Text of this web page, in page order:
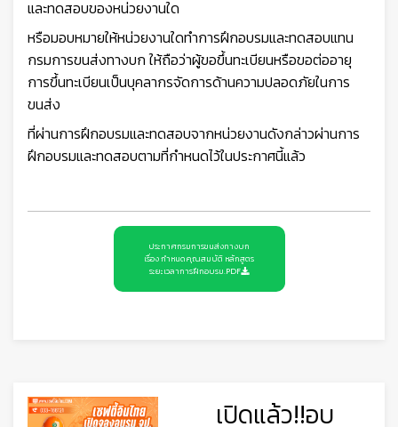
และทดสอบของหน่วยงานใด
หรือมอบหมายให้หน่วยงานใดทำการฝึกอบรมและทดสอบแทน
กรมการขนส่งทางบก ให้ถือว่าผู้ขอขึ้นทะเบียนหรือขอต่ออายุ
การขึ้นทะเบียนเป็นบุคลากรจัดการด้านความปลอดภัยในการ
ขนส่ง
ที่ผ่านการฝึกอบรมและทดสอบจากหน่วยงานดังกล่าวผ่านการ
ฝึกอบรมและทดสอบตามที่กำหนดไว้ในประกาศนี้แล้ว
ประกาศกรมการขนส่งทางบก
เรื่อง กำหนดคุณสมบัติ หลักสูตร
ระยะเวลาการฝึกอบรม.PDF
เปิดแล้ว!!อบ